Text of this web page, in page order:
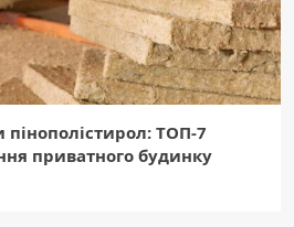
ТОП-7
приватного будинку